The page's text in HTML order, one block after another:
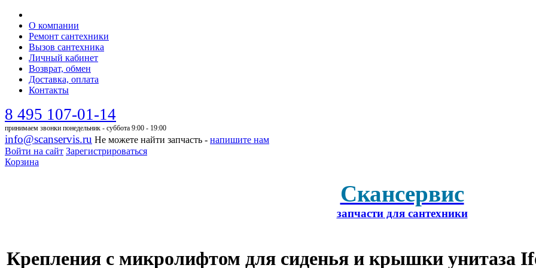
О компании
Ремонт сантехники
Вызов сантехника
Личный кабинет
Возврат, обмен
Доставка, оплата
Контакты
8 495 107-01-14
принимаем звонки понедельник - суббота 9:00 - 19:00
info@scanservis.ru Не можете найти запчасть - напишите нам
Войти на сайт Зарегистрироваться
Корзина
Скансервис
запчасти для сантехники
Крепления с микролифтом для сиденья и крышки унитаза